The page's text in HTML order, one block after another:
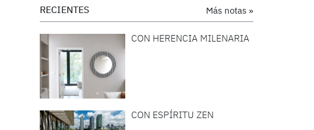
Más notas »
RECIENTES
CON HERENCIA MILENARIA
CON ESPÍRITU ZEN